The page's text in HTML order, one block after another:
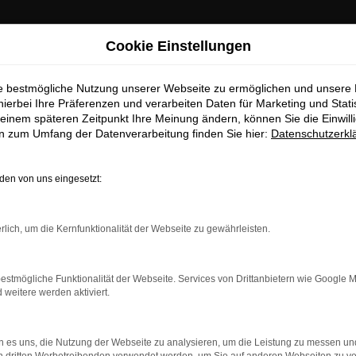
bestimmter Seiten verhindern. Funktioniert die Seite in
auf dem neuesten Stand sind.
Cookie Einstellungen
bestmögliche Nutzung unserer Webseite zu ermöglichen und
Ihre Präferenzen und verarbeiten Daten für Marketing und
späteren Zeitpunkt Ihre Meinung ändern, können Sie die
zum Umfang der Datenverarbeitung finden Sie hier:
von uns eingesetzt:
um die Kernfunktionalität der Webseite zu gewährleisten.
Funktionalität der Webseite. Services von Drittanbietern wie Google
weitere werden aktiviert.
es uns, die Nutzung der Webseite zu analysieren, um die Leistung zu messen